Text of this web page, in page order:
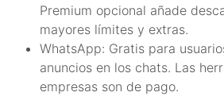
Premium opcional añade
mayores límites y extras.
WhatsApp: Gratis para
anuncios en los chats. Las
empresas son de pago.